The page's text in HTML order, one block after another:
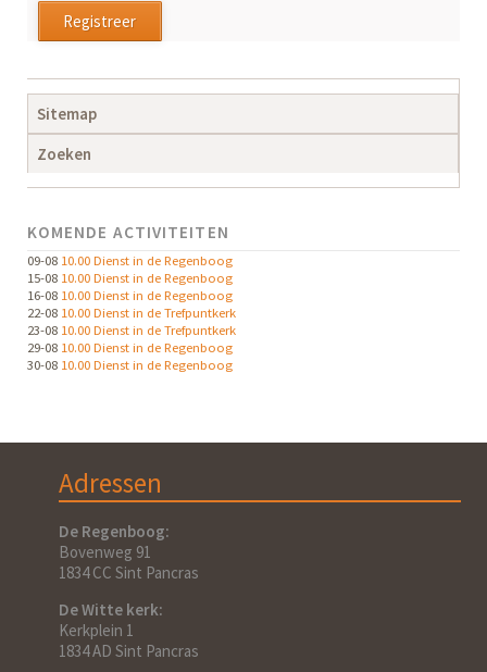
Registreer
Navigatie
overslaan
Sitemap
Zoeken
KOMENDE ACTIVITEITEN
09-08 10.00 Dienst in de Regenboog
15-08 10.00 Dienst in de Regenboog
16-08 10.00 Dienst in de Regenboog
22-08 10.00 Dienst in de Trefpuntkerk
23-08 10.00 Dienst in de Trefpuntkerk
29-08 10.00 Dienst in de Regenboog
30-08 10.00 Dienst in de Regenboog
Adressen
De Regenboog:
Bovenweg 91
1834 CC Sint Pancras
De Witte kerk:
Kerkplein 1
1834 AD Sint Pancras